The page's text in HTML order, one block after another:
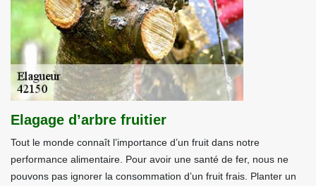
Elagage d’arbre fruitier
Tout le monde connaît l’importance d’un fruit dans notre
performance alimentaire. Pour avoir une santé de fer, nous ne
pouvons pas ignorer la consommation d’un fruit frais. Planter un